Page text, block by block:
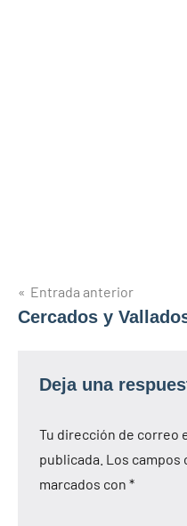
Navegación
de
Entrada anterior
Cercados y
Deja una
Tu dirección de correo
publicada. Los campos
marcados con *